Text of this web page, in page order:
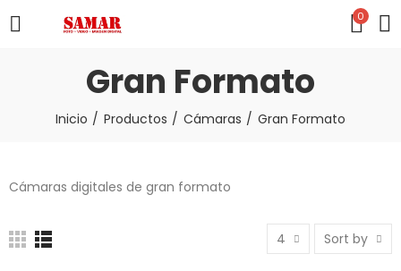
0
Gran Formato
Inicio Productos Cámaras Gran Formato
Cámaras digitales de gran formato
4 Sort by